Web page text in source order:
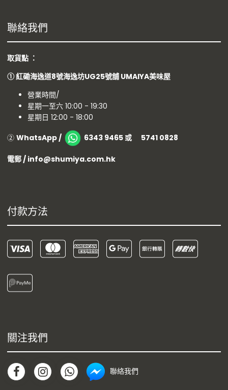
聯絡我們
取貨點 ：
①紅磡海逸道8號海逸坊UG25號舖 UMAIYA美味屋
營業時間/
星期一至六 10:00 - 19:30
星期日 12:00 - 18:00
② WhatsApp / 6343 9465 或 5741 0828
電郵 / info@shumiya.com.hk
付款方法
關注我們
聯絡我們